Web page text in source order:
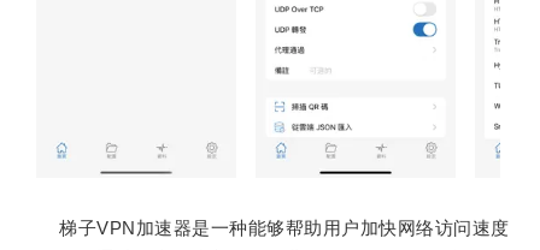
梯子VPN加速器是一种能够帮助用户加快网络访问速度